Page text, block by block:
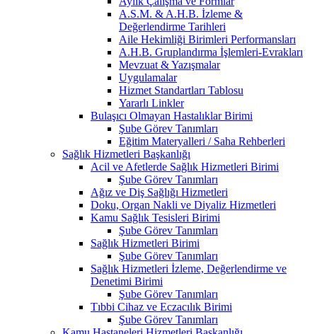
A.S.M. & A.H.B. İzleme &
Değerlendirme Tarihleri
Aile Hekimliği Birimleri Performansları
A.H.B. Gruplandırma İşlemleri-Evrakları
Mevzuat & Yazışmalar
Uygulamalar
Hizmet Standartları Tablosu
Yararlı Linkler
Bulaşıcı Olmayan Hastalıklar Birimi
Şube Görev Tanımları
Eğitim Materyalleri / Saha Rehberleri
Sağlık Hizmetleri Başkanlığı
Acil ve Afetlerde Sağlık Hizmetleri Birimi
Şube Görev Tanımları
Ağız ve Diş Sağlığı Hizmetleri
Doku, Organ Nakli ve Diyaliz Hizmetleri
Kamu Sağlık Tesisleri Birimi
Şube Görev Tanımları
Sağlık Hizmetleri Birimi
Şube Görev Tanımları
Sağlık Hizmetleri İzleme, Değerlendirme ve
Denetimi Birimi
Şube Görev Tanımları
Tıbbi Cihaz ve Eczacılık Birimi
Şube Görev Tanımları